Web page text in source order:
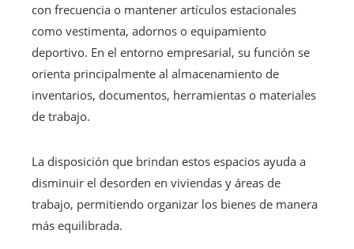
con frecuencia o mantener artículos estacionales
como vestimenta, adornos o equipamiento
deportivo. En el entorno empresarial, su función se
orienta principalmente al almacenamiento de
inventarios, documentos, herramientas o materiales
de trabajo.
La disposición que brindan estos espacios ayuda a
disminuir el desorden en viviendas y áreas de
trabajo, permitiendo organizar los bienes de manera
más equilibrada.